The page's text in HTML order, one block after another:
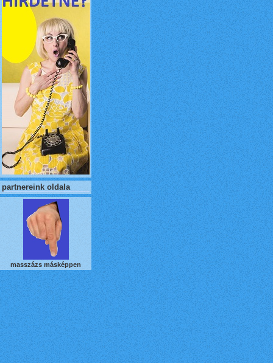
partnereink oldala
masszázs másképpen